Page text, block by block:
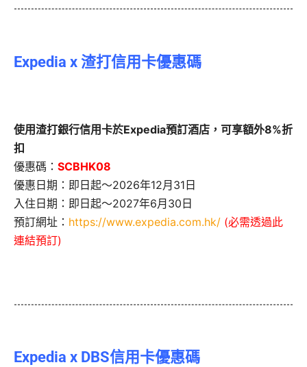
Expedia x 渣打信用卡優惠碼
使用渣打銀行信用卡於Expedia預訂酒店，可享額外8%折
扣
優惠碼： SCBHK08
優惠日期：即日起～2026年12月31日
入住日期：即日起～2027年6月30日
預訂網址： https://www.expedia.com.hk/ (必需透過此
連結預訂)
Expedia x DBS信用卡優惠碼